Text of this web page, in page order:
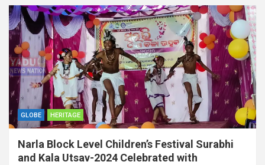
GLOBE HERITAGE
Narla Block Level Children’s Festival Surabhi
and Kala Utsav-2024 Celebrated with